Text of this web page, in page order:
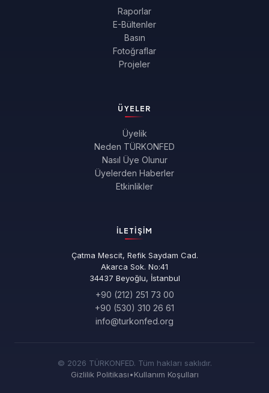
Raporlar
E-Bültenler
Basın
Fotoğraflar
Projeler
ÜYELER
Üyelik
Neden TÜRKONFED
Nasıl Üye Olunur
Üyelerden Haberler
Etkinlikler
İLETIŞIM
Çatma Mescit, Refik Saydam Cad.
Akarca Sok. No:41
34437 Beyoğlu, İstanbul
+90 (212) 251 73 00
+90 (530) 310 26 61
info@turkonfed.org
© 2026 TÜRKONFED. Tüm hakları saklıdır.
Gizlilik Politikası•Kullanım Koşulları